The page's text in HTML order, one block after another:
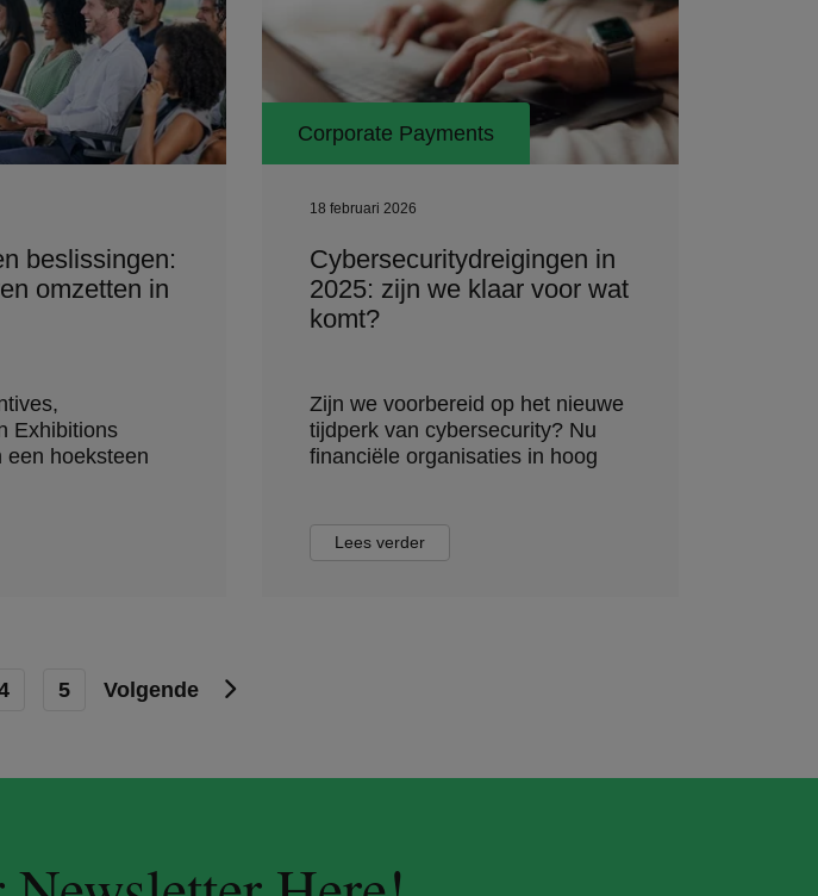
beslissingen:
omzetten in
Exhibitions
een hoeksteen
Corporate Payments
18 februari 2026
Cybersecuritydreigingen in
2025: zijn we klaar voor wat
komt?
Zijn we voorbereid op het nieuwe
tijdperk van cybersecurity? Nu
financiële organisaties in hoog
Lees verder
5 Volgende